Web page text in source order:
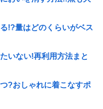
!?量はどのくらいがベス
いない!再利用方法まと
?おしゃれに着こなすポ